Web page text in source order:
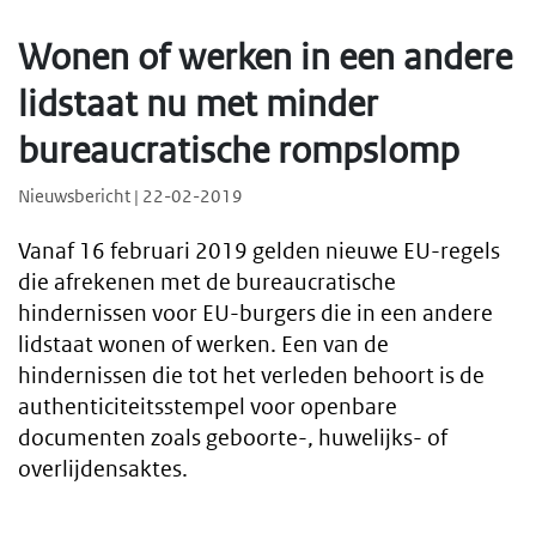
Wonen of werken in een andere
lidstaat nu met minder
bureaucratische rompslomp
Nieuwsbericht | 22-02-2019
Vanaf 16 februari 2019 gelden nieuwe EU-regels
die afrekenen met de bureaucratische
hindernissen voor EU-burgers die in een andere
lidstaat wonen of werken. Een van de
hindernissen die tot het verleden behoort is de
authenticiteitsstempel voor openbare
documenten zoals geboorte-, huwelijks- of
overlijdensaktes.